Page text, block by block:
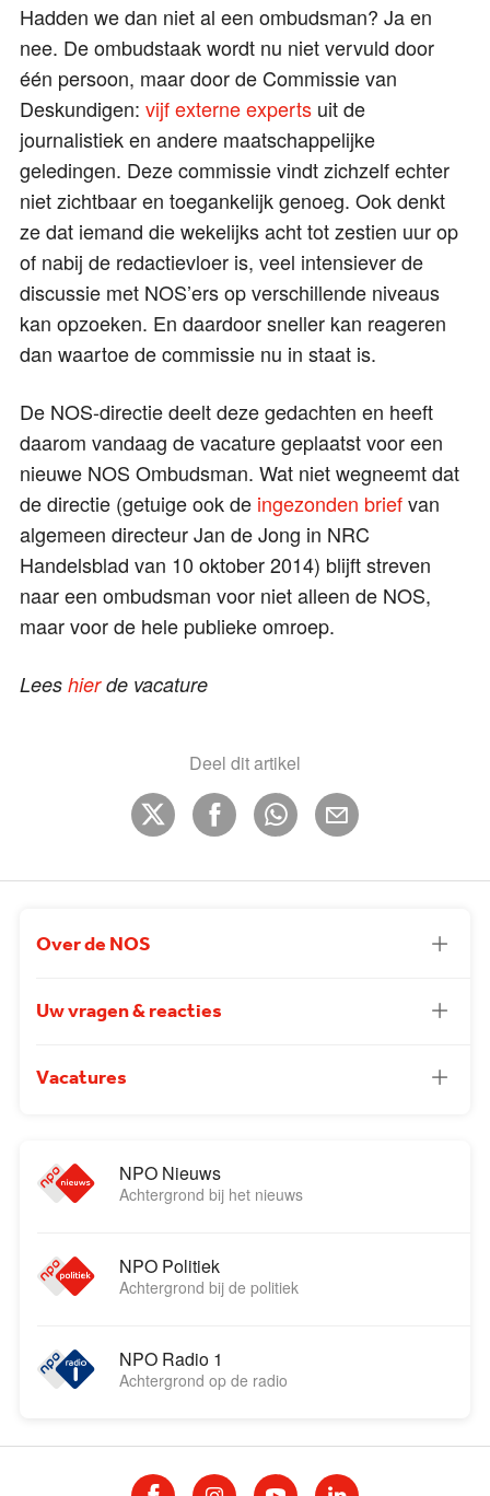
Hadden we dan niet al een ombudsman? Ja en
nee. De ombudstaak wordt nu niet vervuld door
één persoon, maar door de Commissie van
Deskundigen: vijf externe experts uit de
journalistiek en andere maatschappelijke
geledingen. Deze commissie vindt zichzelf echter
niet zichtbaar en toegankelijk genoeg. Ook denkt
ze dat iemand die wekelijks acht tot zestien uur op
of nabij de redactievloer is, veel intensiever de
discussie met NOS’ers op verschillende niveaus
kan opzoeken. En daardoor sneller kan reageren
dan waartoe de commissie nu in staat is.
De NOS-directie deelt deze gedachten en heeft
daarom vandaag de vacature geplaatst voor een
nieuwe NOS Ombudsman. Wat niet wegneemt dat
de directie (getuige ook de ingezonden briefvan
algemeen directeur Jan de Jong in NRC
Handelsblad van 10 oktober 2014) blijft streven
naar een ombudsman voor niet alleen de NOS,
maar voor de hele publieke omroep.
Lees hierde vacature
Deel dit artikel
Over de NOS
Uw vragen & reacties
Vacatures
NPO Nieuws
Achtergrond bij het nieuws
NPO Politiek
Achtergrond bij de politiek
NPO Radio 1
Achtergrond op de radio